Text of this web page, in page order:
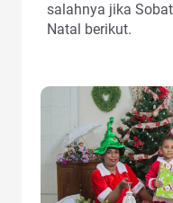
salahnya jika
Natal berikut.